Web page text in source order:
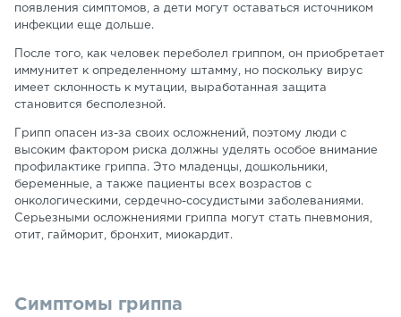
появления симптомов, а дети могут оставаться источником
инфекции еще дольше.
После того, как человек переболел гриппом, он приобретает
иммунитет к определенному штамму, но поскольку вирус
имеет склонность к мутации, выработанная защита
становится бесполезной.
Грипп опасен из-за своих осложнений, поэтому люди с
высоким фактором риска должны уделять особое внимание
профилактике гриппа. Это младенцы, дошкольники,
беременные, а также пациенты всех возрастов с
онкологическими, сердечно-сосудистыми заболеваниями.
Серьезными осложнениями гриппа могут стать пневмония,
отит, гайморит, бронхит, миокардит.
Симптомы гриппа